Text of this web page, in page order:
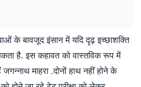
के बावजूद इंसान में यदि दृढ़ इच्छाशक्ति
है. इस कहावत को वास्तविक रूप में
माहरा .दोनों हाथ नहीं होने के